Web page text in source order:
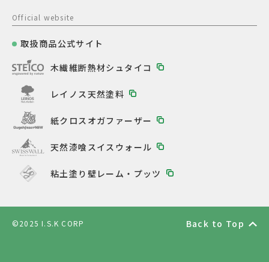
Official website
取扱商品公式サイト
木繊維断熱材シュタイコ
レイノス天然塗料
紙クロスオガファーザー
天然漆喰スイスウォール
粘土塗り壁レーム・プッツ
©2025 I.S.K CORP Back to Top